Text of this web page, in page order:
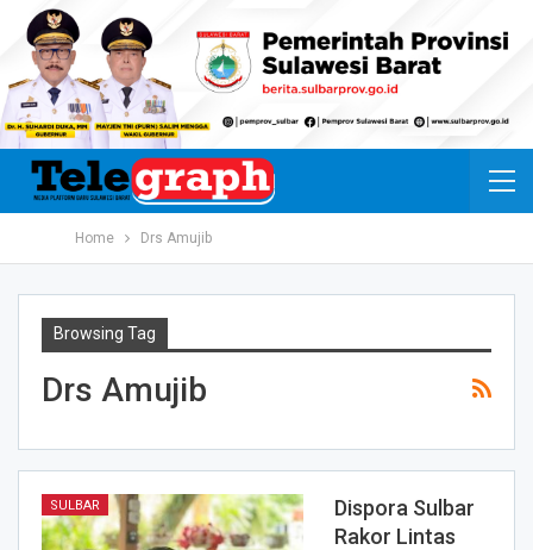
Home Drs Amujib
Browsing Tag
Drs Amujib
SULBAR
Dispora Sulbar
Rakor Lintas